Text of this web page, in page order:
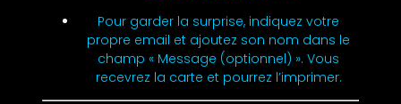
Pour garder la surprise, indiquez votre
propre email et ajoutez son nom dans le
champ « Message (optionnel) ». Vous
recevrez la carte et pourrez l’imprimer.